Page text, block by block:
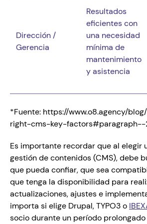
Dirección /
Gerencia
Resultados
eficientes con
una necesidad
mínima de
mantenimiento
y asistencia
*Fuente: https://www.o8.agency/
right-cms-key-factors#paragraph--
Es importante recordar que al elegir
gestión de contenidos (CMS), debe
que pueda confiar, que sea
que tenga la disponibilidad para
actualizaciones, ajustes e
importa si elige Drupal, TYPO3 o
socio durante un período